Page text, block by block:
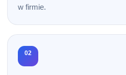
w firmie.
02